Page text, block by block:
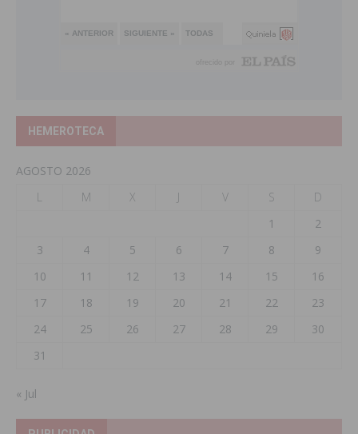
HEMEROTECA
AGOSTO 2026
L
M X J V S
D
1
2
3
4 5 6 7 8
9
10
11 12 13 14 15
16
17
18 19 20 21 22
23
24
25 26 27 28 29
30
31
« Jul